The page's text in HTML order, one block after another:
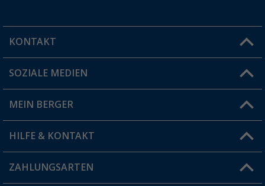
KONTAKT
Du hast eine Frage?
Filiale finden
SOZIALE MEDIEN
MEIN BERGER
Vorteilskarte
Blog
HILFE & KONTAKT
FAQ & Kontakt
ZAHLUNGSARTEN